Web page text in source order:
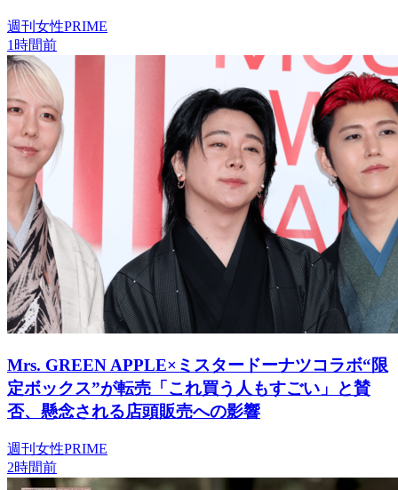
週刊女性PRIME
1時間前
Mrs. GREEN APPLE×ミスタードーナツコラボ“限
定ボックス”が転売「これ買う人もすごい」と賛
否、懸念される店頭販売への影響
週刊女性PRIME
2時間前